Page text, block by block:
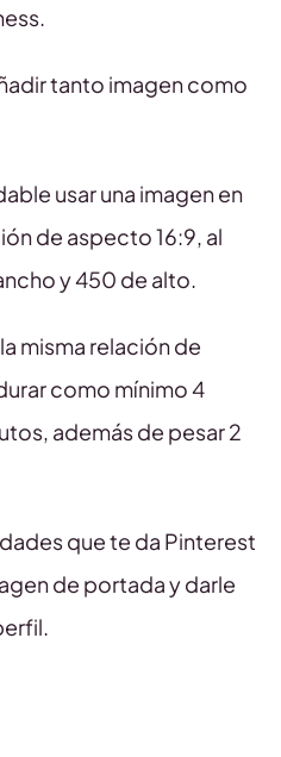
tanto imagen como
usar una imagen en
de aspecto 16:9, al
y 450 de alto.
misma relación de
como mínimo 4
además de pesar 2
que te da Pinterest
de portada y darle